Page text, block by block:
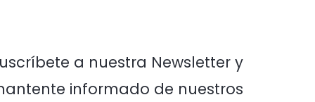
a nuestra Newsletter y
informado de nuestros